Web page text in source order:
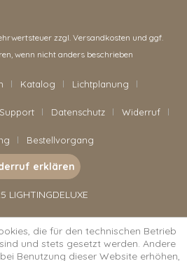
zzgl. Versandkosten und ggf.
wenn nicht anders beschrieben
Katalog Lichtplanung
Datenschutz Widerruf
Bestellvorgang
erklären
LIGHTINGDELUXE
die für den technischen Betrieb
und stets gesetzt werden. Andere
Benutzung dieser Website erhöhen,